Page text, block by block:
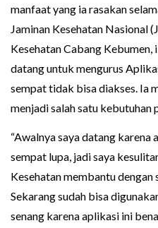
manfaat yang ia rasakan
Jaminan Kesehatan Nasional
Kesehatan Cabang Kebumen,
datang untuk mengurus
sempat tidak bisa diakses. Ia
menjadi salah satu kebutuhan
“Awalnya saya datang
sempat lupa, jadi saya
Kesehatan membantu dengan
Sekarang sudah bisa
senang karena aplikasi ini